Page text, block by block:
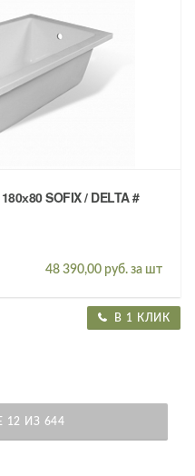
SOFIX / DELTA #
48 390,00 руб. за шт
В 1 КЛИК
12 ИЗ 644